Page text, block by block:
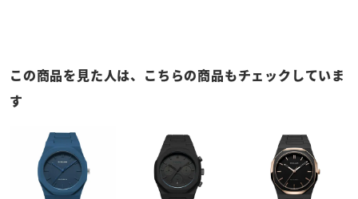
この商品を見た人は、こちらの商品もチェックしていま
す